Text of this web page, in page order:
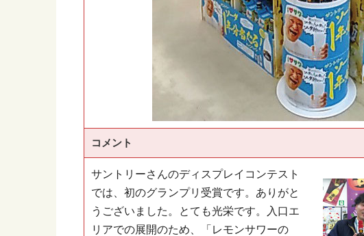
コメント
サントリーさんのディスプレイコンテスト
では、初のグランプリ受賞です。ありがと
うございました。とても光栄です。入口エ
リアでの展開のため、「レモンサワーの